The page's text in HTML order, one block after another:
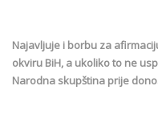
Najavljuje i borbu za
okviru BiH, a ukoliko to ne
Narodna skupština prije